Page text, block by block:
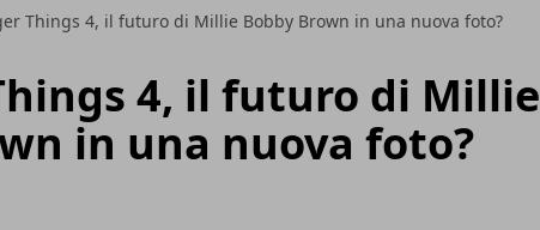
Things 4, il futuro di Millie Bobby Brown in una nuova foto?
4, il futuro di Millie
in una nuova foto?